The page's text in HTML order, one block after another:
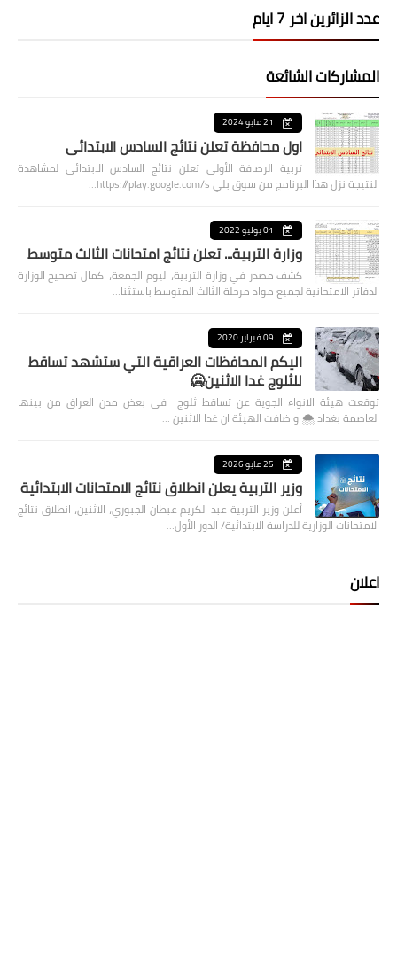
عدد الزائرين اخر 7 ايام
المشاركات الشائعة
21 مايو 2024
اول محافظة تعلن نتائج السادس الابتدائي
تربية الرصافة الأولى تعلن نتائج السادس الابتدائي لمشاهدة
النتيجة نزل هذا البرنامج من سوق بلي https://play.google.com/s…
01 يوليو 2022
وزارة التربية... تعلن نتائج امتحانات الثالث متوسط
كشف مصدر في وزارة التربية، اليوم الجمعة، اكمال تصحيح الوزارة
الدفاتر الامتحانية لجميع مواد مرحلة الثالث المتوسط باستثنا…
09 فبراير 2020
اليكم المحافظات العراقية التي ستشهد تساقط
للثلوج غدا الاثنين🥶
توقعت هيئة الانواء الجوية عن تساقط ثلوج في بعض مدن العراق من بينها
العاصمة بغداد ⁦🌨️⁩ واضافت الهيئة ان غدا الاثنين …
25 مايو 2026
وزير التربية يعلن انطلاق نتائج الامتحانات الابتدائية
أعلن وزير التربية عبد الكريم عبطان الجبوري، الاثنين، انطلاق نتائج
الامتحانات الوزارية للدراسة الابتدائية/ الدور الأول…
اعلان